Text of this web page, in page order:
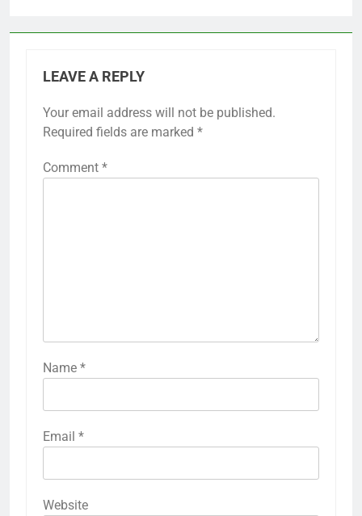
LEAVE A REPLY
Your email address will not be published.
Required fields are marked *
Comment *
Name *
Email *
Website